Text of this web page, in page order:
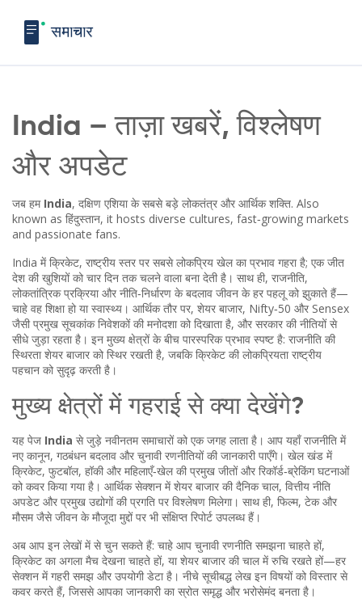
India – ताज़ा खबरें, विश्लेषण
और अपडेट
जब हम India, दक्षिण एशिया के सबसे बड़े लोकतंत्र और आर्थिक शक्ति. Also
known as हिंदुस्तान, it hosts diverse cultures, fast‑growing markets
and passionate fans.
India मेंक्रिकेट, राष्ट्रीय स्तर पर सबसे लोकप्रिय खेलका प्रभाव गहरा है; एक जीत
देश की खुशियों को चार दिन तक चलने वाला बना देती है। साथ ही, राजनीति,
लोकतांत्रिक प्रक्रिया और नीति‑निर्धारण के बदलाव जीवन के हर पहलू को झुकाते हैं—
चाहे वह शिक्षा हो या स्वास्थ्य। आर्थिक तौर पर, शेयर बाजार, Nifty‑50 और Sensex
जैसी प्रमुख सूचकांकनिवेशकों की मनोदशा को दिखाता है, और सरकार की नीतियों से
सीधे जुड़ा रहता है। इन मुख्य क्षेत्रों के बीच पारस्परिक प्रभाव स्पष्ट है: राजनीति की
स्थिरता शेयर बाजार को स्थिर रखती है, जबकि क्रिकेट की लोकप्रियता राष्ट्रीय
पहचान को सुदृढ़ करती है।
मुख्य क्षेत्रों में गहराई से क्या देखेंगे?
यह पेज India से जुड़े नवीनतम समाचारों को एक जगह लाता है। आप यहाँ राजनीति में
नए कानून, गठबंधन बदलाव और चुनावी रणनीतियों की जानकारी पाएँगे। खेल खंड में
क्रिकेट, फुटबॉल, हॉकी और महिलाएँ‑खेल की प्रमुख जीतों और रिकॉर्ड‑ब्रेकिंग घटनाओं
को कवर किया गया है। आर्थिक सेक्शन में शेयर बाजार की दैनिक चाल, वित्तीय नीति
अपडेट और प्रमुख उद्योगों की प्रगति पर विश्लेषण मिलेगा। साथ ही, फिल्म, टेक और
मौसम जैसे जीवन के मौजूदा मुद्दों पर भी संक्षिप्त रिपोर्ट उपलब्ध हैं।
अब आप इन लेखों में से चुन सकते हैं: चाहे आप चुनावी रणनीति समझना चाहते हों,
क्रिकेट का अगला मैच देखना चाहते हों, या शेयर बाजार की चाल में रुचि रखते हों—हर
सेक्शन में गहरी समझ और उपयोगी डेटा है। नीचे सूचीबद्ध लेख इन विषयों को विस्तार से
कवर करते हैं, जिससे आपका जानकारी का स्रोत समृद्ध और भरोसेमंद बनता है।